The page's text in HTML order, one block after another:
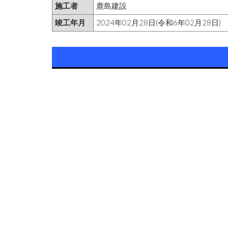
施工者
鹿島建設
竣工年月
2024年02月28日(令和6年02月28日)